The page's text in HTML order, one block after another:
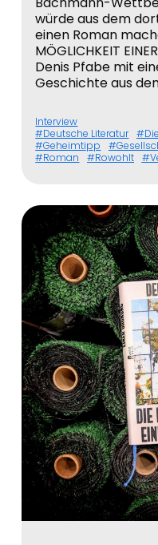
würde aus dem
einen Roman
MÖGLICHKEIT
Denis Pfabe mit
Geschichte aus
Interview
Deutsche Literatur
Geheimtipp
Roman
Rowohlt